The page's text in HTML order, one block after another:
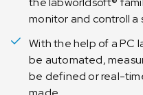
monitor and controll a
With the help of a PC
be automated,
be defined or real-